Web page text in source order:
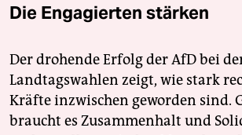
Die Engagierten stärken
Der drohende Erfolg der AfD bei
Landtagswahlen zeigt, wie stark
Kräfte inzwischen geworden sind.
braucht es Zusammenhalt und